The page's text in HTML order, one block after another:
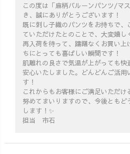
この度は「麻柄バルーンパンツ/マ
き、誠にありがとうございます！
既に刺し子織のパンツをお持ちで、
ていただけたとのことで、大変嬉し
再入荷を待って、躊躇なくお買い上
ちにとっても喜ばしい瞬間です！
肌離れの良さで気温が上がっても快
安心いたしました。どんどんご活用
す！
これからもお客様にご満足いただけ
努めてまいりますので、今後ともど
します！✨
担当 市石